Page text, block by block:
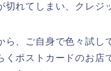
切れてしまい、クレジ
ら、ご自身で色々試し
くポストカードのお店